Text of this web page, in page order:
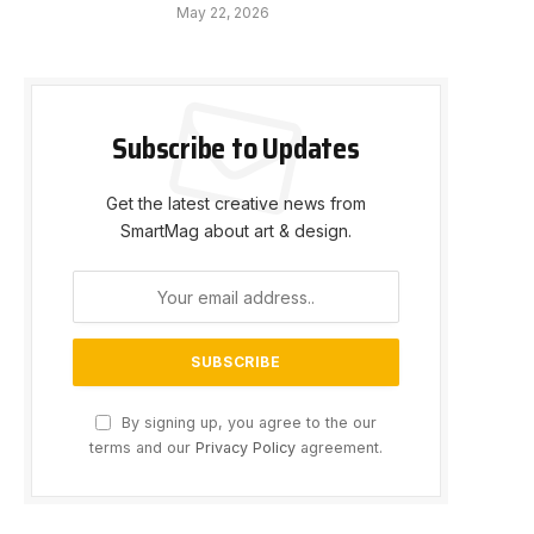
May 22, 2026
Subscribe to Updates
Get the latest creative news from
SmartMag about art & design.
By signing up, you agree to the our
terms and our Privacy Policy agreement.